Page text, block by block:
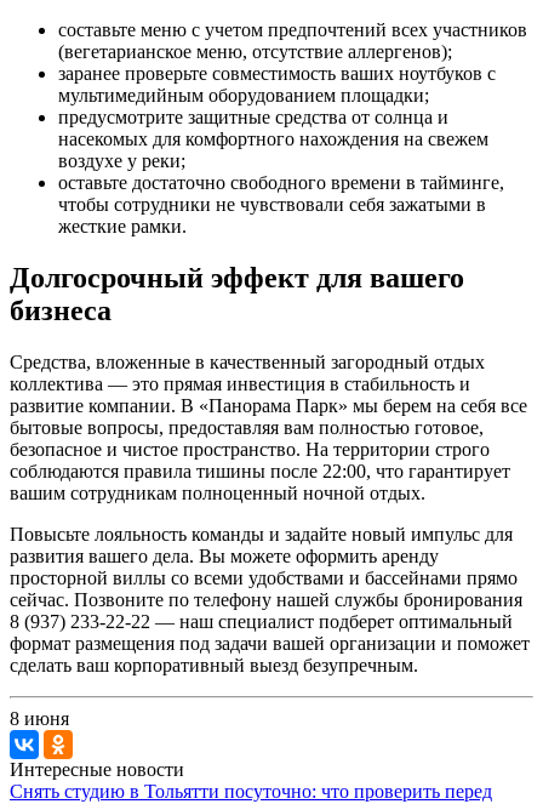
составьте меню с учетом предпочтений всех участников
(вегетарианское меню, отсутствие аллергенов);
заранее проверьте совместимость ваших ноутбуков с
мультимедийным оборудованием площадки;
предусмотрите защитные средства от солнца и
насекомых для комфортного нахождения на свежем
воздухе у реки;
оставьте достаточно свободного времени в тайминге,
чтобы сотрудники не чувствовали себя зажатыми в
жесткие рамки.
Долгосрочный эффект для вашего
бизнеса
Средства, вложенные в качественный загородный отдых
коллектива — это прямая инвестиция в стабильность и
развитие компании. В «Панорама Парк» мы берем на себя все
бытовые вопросы, предоставляя вам полностью готовое,
безопасное и чистое пространство. На территории строго
соблюдаются правила тишины после 22:00, что гарантирует
вашим сотрудникам полноценный ночной отдых.
Повысьте лояльность команды и задайте новый импульс для
развития вашего дела. Вы можете оформить аренду
просторной виллы со всеми удобствами и бассейнами прямо
сейчас. Позвоните по телефону нашей службы бронирования
8 (937) 233-22-22 — наш специалист подберет оптимальный
формат размещения под задачи вашей организации и поможет
сделать ваш корпоративный выезд безупречным.
8 июня
Интересные новости
Снять студию в Тольятти посуточно: что проверить перед